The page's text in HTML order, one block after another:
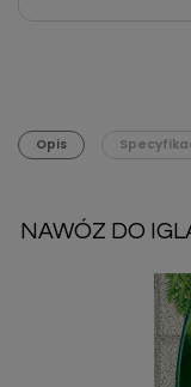
Opis
NAWÓZ DO